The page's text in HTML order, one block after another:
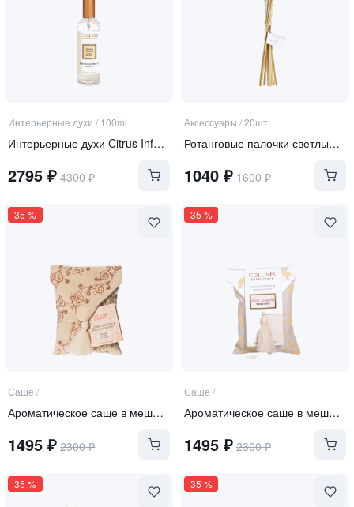
Интерьерные духи / 100ml
Интерьерные духи Citrus Infusion
2795 ₽ 4300₽
Аксессуары /20шт
Ротанговые палочки светлые 30см
1040₽ 1600₽
35 %
Саше /
Ароматическое саше в мешочке Rice Flower
1495 ₽ 2300₽
35 %
Саше /
Ароматическое саше в мешочке White rose
1495₽ 2300₽
35 % 35 %